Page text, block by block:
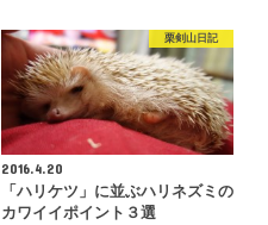
栗剣山日記
2016.4.20
「ハリケツ」に並ぶハリネズミの
カワイイポイント３選